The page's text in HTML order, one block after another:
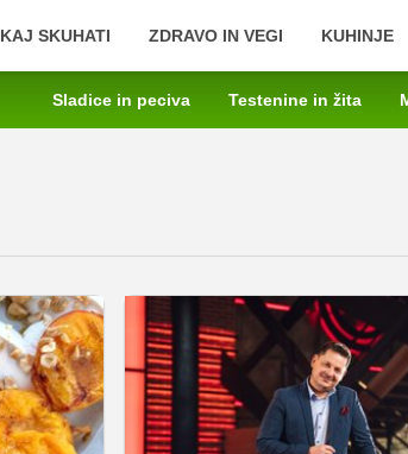
KAJ SKUHATI ZDRAVO IN VEGI KUHINJE
Sladice in peciva Testenine in žita